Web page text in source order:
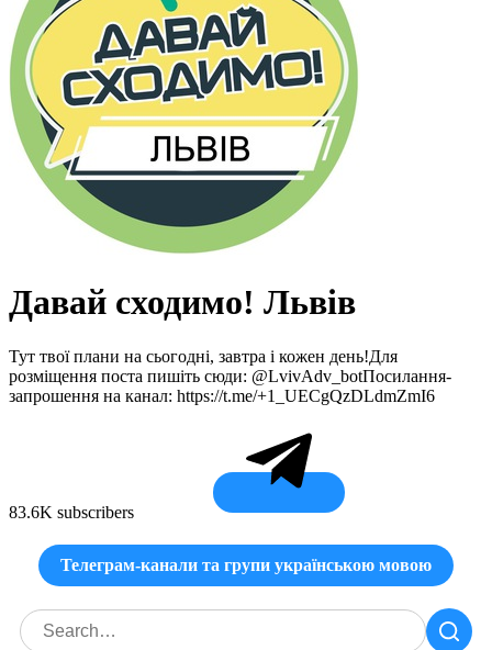
Давай сходимо! Львів
Тут твої плани на сьогодні, завтра і кожен день!Для
розміщення поста пишіть сюди: @LvivAdv_botПосилання-
запрошення на канал: https://t.me/+1_UECgQzDLdmZmI6
83.6K subscribers
Телеграм-канали та групи українською мовою